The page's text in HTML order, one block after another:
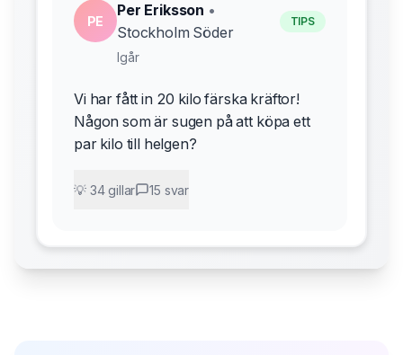
PE
Per Eriksson •
Stockholm Söder
TIPS
Igår
Vi har fått in 20 kilo färska kräftor!
Någon som är sugen på att köpa ett
par kilo till helgen?
💡 34 gillar 15 svar